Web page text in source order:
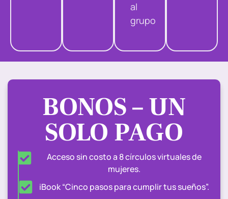
al
grupo
BONOS – UN
SOLO PAGO
Acceso sin costo a 8 círculos virtuales de
mujeres.
iBook “Cinco pasos para cumplir tus sueños”.